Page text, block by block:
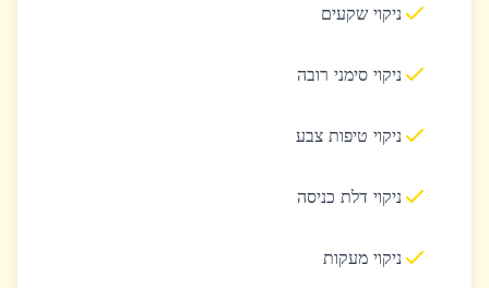
ניקוי שקעים
ניקוי סימני רובה
ניקוי טיפות צבע
ניקוי דלת כניסה
ניקוי מעקות